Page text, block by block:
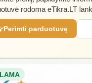
rodoma eTikra.LT
Perimti parduotuvę